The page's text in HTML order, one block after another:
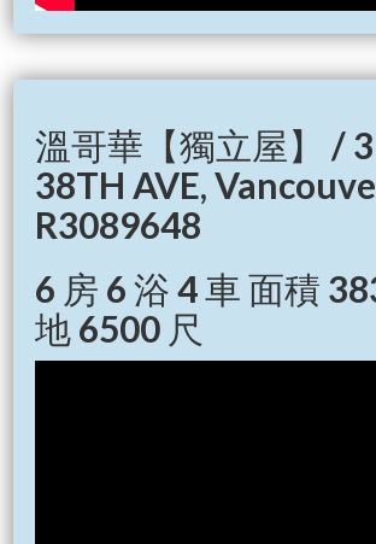
溫哥華【獨立屋】 /
38TH AVE,
R3089648
6 房 6 浴 4 車 面積
地 6500 尺